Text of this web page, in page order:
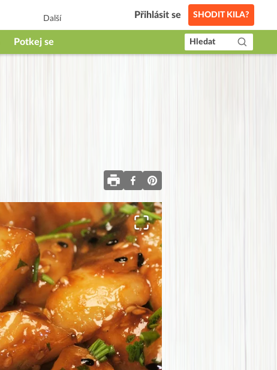
Další Přihlásit se SHODIT KILA?
Potkej se Hledat